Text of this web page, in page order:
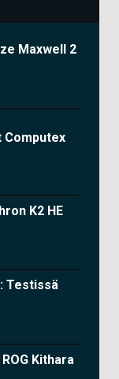
Maxwell 2
K2 HE
Testissä
Kithara